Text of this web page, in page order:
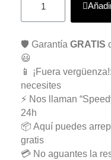
🛡️ Garantía GRATIS
😃
📱 ¡Fuera
necesites
⚡ Nos llaman
24h
📦 Aquí puedes
gratis
💳 No aguantes la